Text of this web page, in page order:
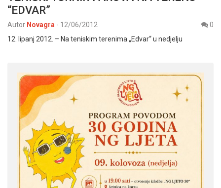
“EDVAR”
Autor Novagra - 12/06/2012
0
12. lipanj 2012. – Na teniskim terenima „Edvar“ u nedjelju